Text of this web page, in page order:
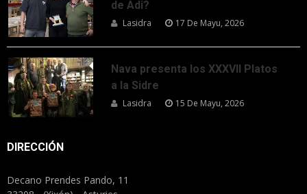
de Adi?
Lasidra 17 De Mayu, 2026
Nava presenta los XXXVII Platos
a la Sidre
Lasidra 15 De Mayu, 2026
DIRECCIÓN
Decano Prendes Pando, 11